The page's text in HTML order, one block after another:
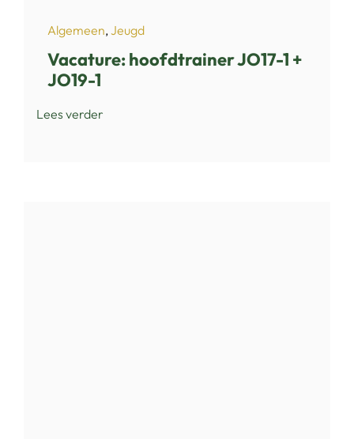
Algemeen,Jeugd
Vacature: hoofdtrainer JO17-1 +
JO19-1
Lees verder